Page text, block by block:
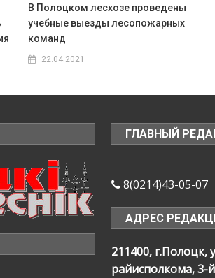
В Полоцком лесхозе проведены
учебные выезды лесопожарных
команд
22.04.2021
ГЛАВНЫЙ
8(0214)43-05-07
АДРЕС
211400, г.Полоцк,
райисполкома, 3-